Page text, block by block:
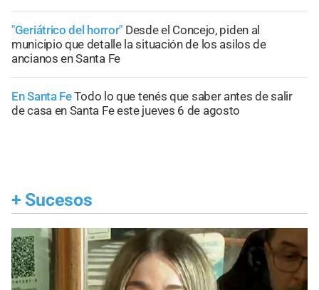
"Geriátrico del horror" Desde el Concejo, piden al
municipio que detalle la situación de los asilos de
ancianos en Santa Fe
En Santa FeTodo lo que tenés que saber antes de salir
de casa en Santa Fe este jueves 6 de agosto
+ Sucesos